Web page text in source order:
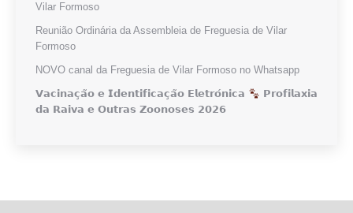
Vilar Formoso
Reunião Ordinária da Assembleia de Freguesia de Vilar
Formoso
NOVO canal da Freguesia de Vilar Formoso no Whatsapp
𝗩𝗮𝗰𝗶𝗻𝗮𝗰̧𝗮̃𝗼 𝗲 𝗜𝗱𝗲𝗻𝘁𝗶𝗳𝗶𝗰𝗮𝗰̧𝗮̃𝗼 𝗘𝗹𝗲𝘁𝗿𝗼́𝗻𝗶𝗰𝗮
𝗣𝗿𝗼𝗳𝗶𝗹𝗮𝘅𝗶𝗮
𝗱𝗮 𝗥𝗮𝗶𝘃𝗮 𝗲 𝗢𝘂𝘁𝗿𝗮𝘀 𝗭𝗼𝗼𝗻𝗼𝘀𝗲𝘀 𝟮𝟬𝟮𝟲